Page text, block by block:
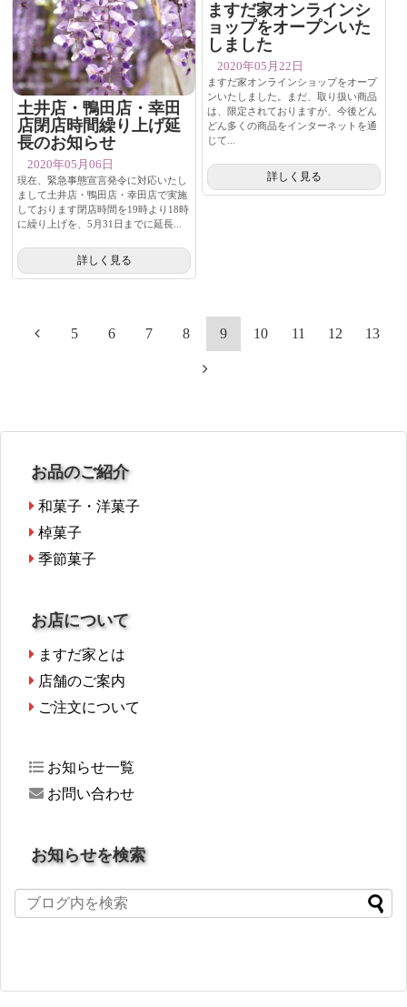
ますだ家オンラインシ
ョップをオープンいた
しました
2020年05月22日
ますだ家オンラインショップをオープ
ンいたしました。まだ、取り扱い商品
は、限定されておりますが、今後どん
どん多くの商品をインターネットを通
じて...
詳しく見る
土井店・鴨田店・幸田
店閉店時間繰り上げ延
長のお知らせ
2020年05月06日
現在、緊急事態宣言発令に対応いたし
まして土井店・鴨田店・幸田店で実施
しております閉店時間を19時より18時
に繰り上げを、5月31日までに延長...
詳しく見る
5 6 7 8 9 10 11 12 13
お品のご紹介
和菓子・洋菓子
棹菓子
季節菓子
お店について
ますだ家とは
店舗のご案内
ご注文について
お知らせ一覧
お問い合わせ
お知らせを検索